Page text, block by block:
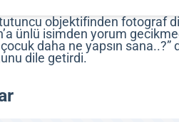
objektifinden fotograf
ünlü isimden yorum
çocuk daha ne yapsın
dile getirdi.